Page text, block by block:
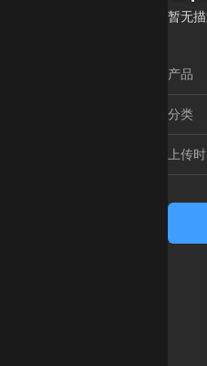
暂无
产品
分类
上传